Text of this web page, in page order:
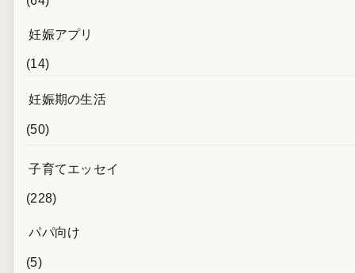
妊娠アプリ
(14)
妊娠期の生活
(50)
子育てエッセイ
(228)
パパ向け
(5)